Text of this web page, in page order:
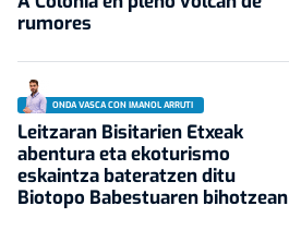
rumores
ONDA VASCA CON IMANOL ARRUTI
Leitzaran Bisitarien Etxeak
abentura eta ekoturismo
eskaintza bateratzen ditu
Biotopo Babestuaren bihotzean